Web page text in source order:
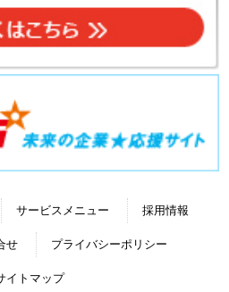
サービスメニュー 採用情報
せ プライバシーポリシー
イトマップ